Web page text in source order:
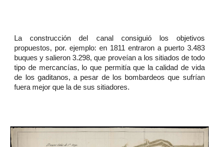
La construcción del canal consiguió los objetivos
propuestos, por. ejemplo: en 1811 entraron a puerto 3.483
buques y salieron 3.298, que proveían a los sitiados de todo
tipo de mercancías, lo que permitía que la calidad de vida
de los gaditanos, a pesar de los bombardeos que sufrían
fuera mejor que la de sus sitiadores.